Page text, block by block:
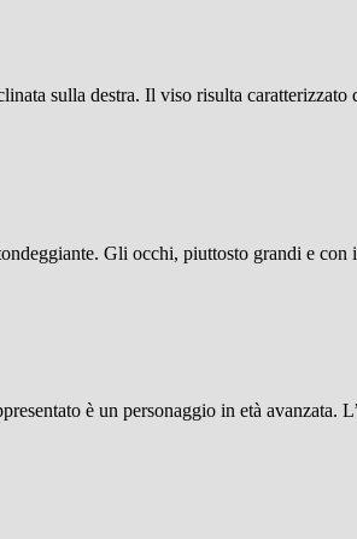
sulla destra. Il viso risulta
Gli occhi, piuttosto grandi e
è un personaggio in età